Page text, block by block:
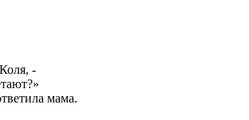
-
мама.